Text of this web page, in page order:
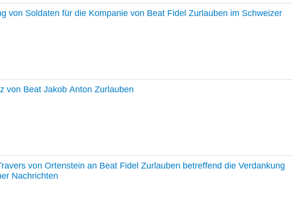
von Soldaten für die Kompanie von Beat Fidel Zurlauben im Schweizer
von Beat Jakob Anton Zurlauben
von Ortenstein an Beat Fidel Zurlauben betreffend die Verdankung
Nachrichten